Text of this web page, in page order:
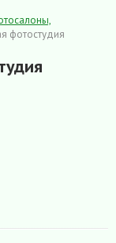
фотостудия